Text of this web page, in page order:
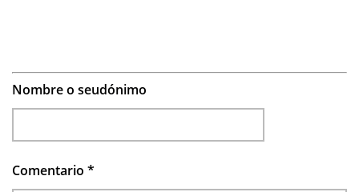
Nombre o seudónimo
Comentario *